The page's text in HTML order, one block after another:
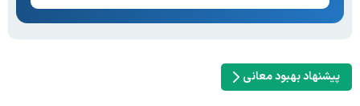
پیشنهاد بهبود معانی